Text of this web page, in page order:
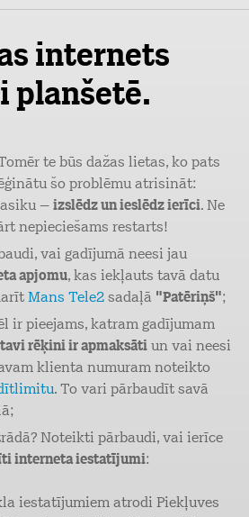
internets
planšetē.
te būs dažas lietas, ko pats
šo problēmu atrisināt:
– izslēdz un ieslēdz ierīci. Ne
nepieciešams restarts!
vai gadījumā neesi jau
apjomu, kas iekļauts tavā datu
Mans Tele2 sadaļā "Patēriņš";
ir pieejams, katram gadījumam
rēķini ir apmaksāti un vai neesi
klienta numuram noteikto
. To vari pārbaudīt savā
Noteikti pārbaudi, vai ierīce
interneta iestatījumi:
iestatījumiem atrodi Piekļuves